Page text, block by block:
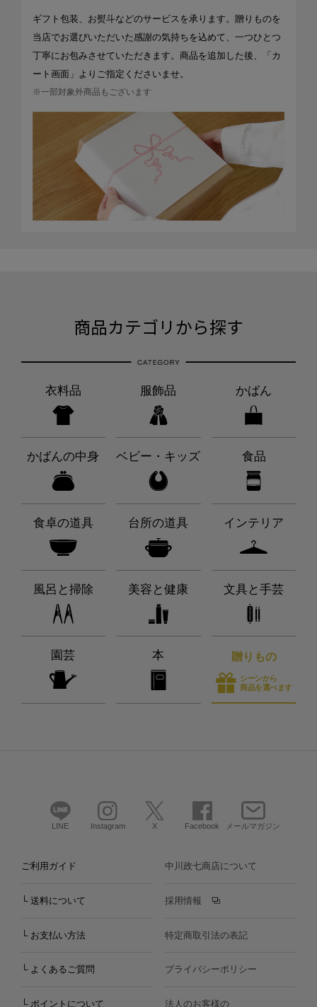
ギフト包装、お熨斗などのサービスを承ります。贈りものを
当店でお選びいただいた感謝の気持ちを込めて、一つひとつ
丁寧にお包みさせていただきます。商品を追加した後、「カ
ート画面」よりご指定くださいませ。
※一部対象外商品もございます
商品カテゴリから探す
衣料品 服飾品 かばん
かばんの中身 ベビー・キッズ 食品
食卓の道具 台所の道具 インテリア
風呂と掃除 美容と健康 文具と手芸
園芸 本 贈りもの
シーンから
商品を選べます
LINE Instagram X Facebook メールマガジン
ご利用ガイド
└ 送料について
└ お支払い方法
└ よくあるご質問
└ ポイントについて
中川政七商店について
採用情報
特定商取引法の表記
プライバシーポリシー
法人のお客様の